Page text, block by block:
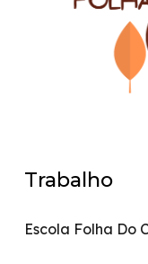
Trabalho
Escola Folha Do